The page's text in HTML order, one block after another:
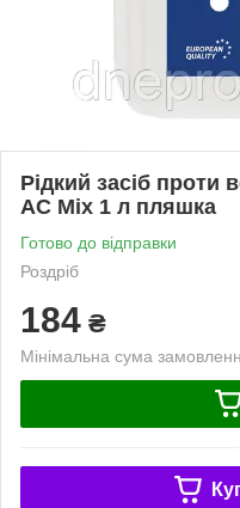
Рідкий засіб проти
AC Mix 1 л пляшка
Готово до відправки
Роздріб
184 ₴
Мінімальна сума